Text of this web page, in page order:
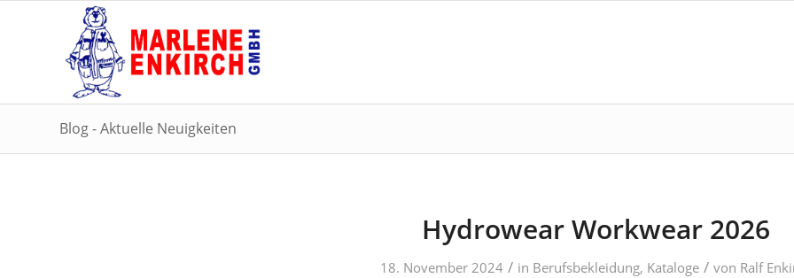
Blog - Aktuelle Neuigkeiten
Hydrowear Workwear 2026
18. November 2024 / in Berufsbekleidung, Kataloge / von Ralf